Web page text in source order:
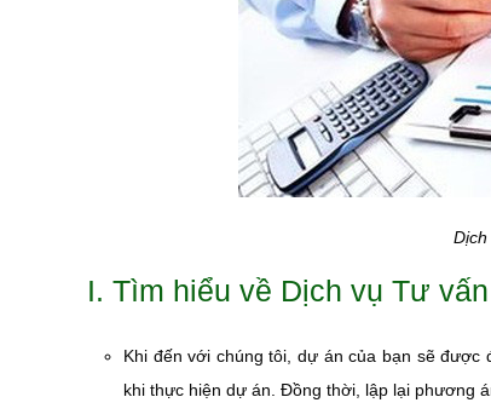
I. Tìm hiểu về Dịch vụ Tư
Khi đến với chúng tôi, dự án của bạn sẽ
khi thực hiện dự án. Đồng thời, lập lại phương